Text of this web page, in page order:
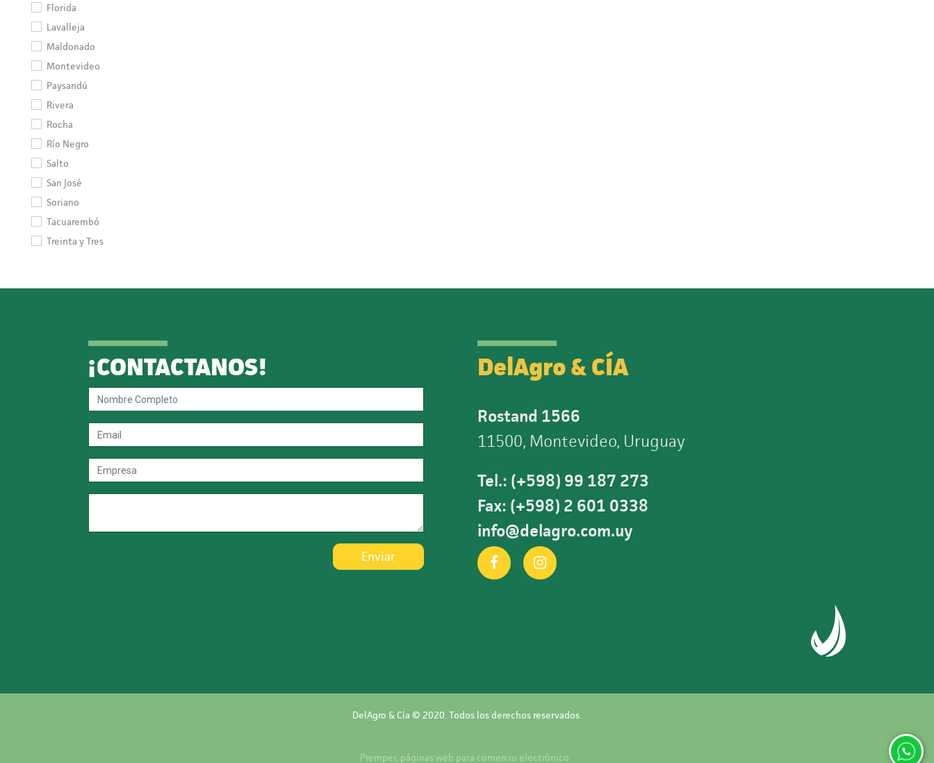
Florida
Lavalleja
Maldonado
Montevideo
Paysandú
Rivera
Rocha
Río Negro
Salto
San José
Soriano
Tacuarembó
Treinta y Tres
¡CONTACTANOS!
Enviar
DelAgro & CÍA
Rostand 1566
11500, Montevideo, Uruguay
Tel.: (+598) 99 187 273
Fax: (+598) 2 601 0338
info@delagro.com.uy
DelAgro & Cía © 2020. Todos los derechos reservados.
Premper, páginas web para comercio electrónico